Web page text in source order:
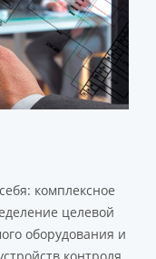
комплексное
целевой
оборудования и
контроля